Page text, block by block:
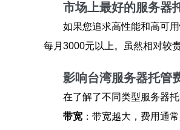
市场上最好的服务器
如果您追求高性能和高可
每月3000元以上。虽然相对较
影响台湾服务器托管
在了解了不同类型服务器
带宽 ：带宽越大，费用通常